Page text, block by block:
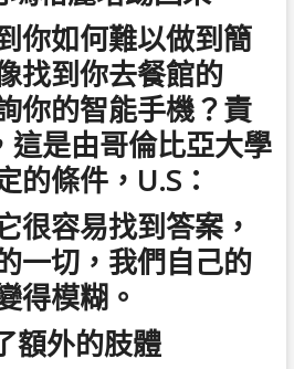
你如何難以做到簡
找到你去餐館的
你的智能手機？責
這是由哥倫比亞大學
的條件，U.S：
很容易找到答案，
一切，我們自己的
得模糊。
額外的肢體